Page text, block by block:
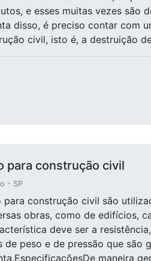
e esses muitas vezes são
disso, é preciso contar com
civil, isto é, a destruição
para construção civil
- SP
construção civil são
obras, como de edifícios,
deve ser a
de peso e de pressão que são
maneira